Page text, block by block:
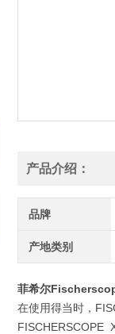
产品介绍：
品牌
产地类别
菲希尔
在使用得当时，
FISCHERSCOPE